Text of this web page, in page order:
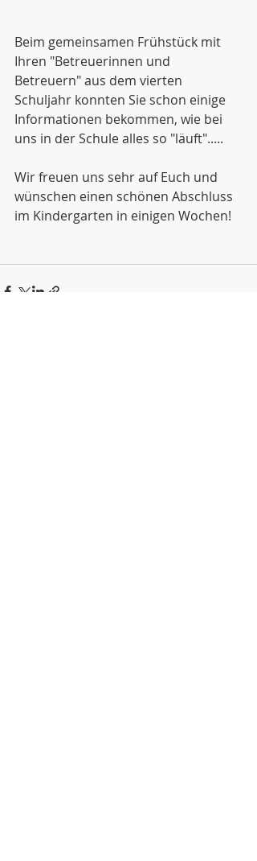
Beim gemeinsamen Frühstück mit
Ihren "Betreuerinnen und
Betreuern" aus dem vierten
Schuljahr konnten Sie schon einige
Informationen bekommen, wie bei
uns in der Schule alles so "läuft".....
Wir freuen uns sehr auf Euch und
wünschen einen schönen Abschluss
im Kindergarten in einigen Wochen!